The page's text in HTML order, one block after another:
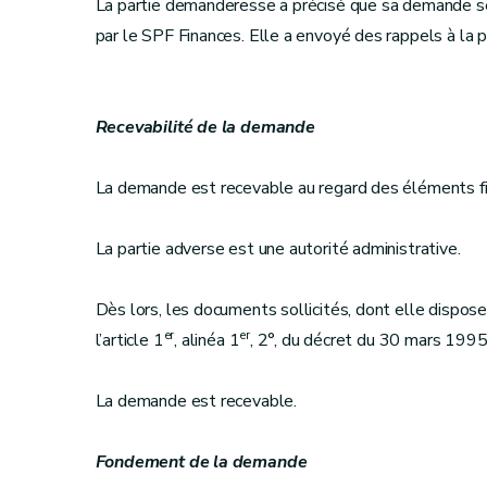
La partie demanderesse a précisé que sa demande
par le SPF Finances. Elle a envoyé des rappels à
Recevabilité de la demande
La demande est recevable au regard des éléments
La partie adverse est une autorité administrative.
Dès lors, les documents sollicités, dont elle
l’article 1er, alinéa 1er, 2°, du décret du 30 mars
La demande est recevable.
Fondement de la demande